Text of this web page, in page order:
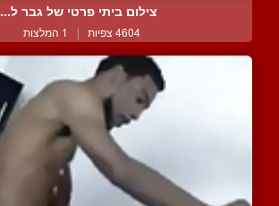
צילום ביתי פרטי של גבר ל...
4604 צפיות | 1 המלצות